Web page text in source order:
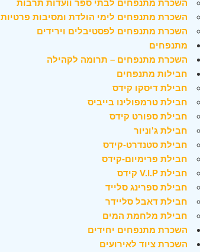
השכרת מתנפחים לבתי ספר וועדות תרבות
השכרת מתנפחים לימי הולדת ומסיבות פרטיות
השכרת מתנפחים לפסטיבלים וירידים
מתנפחים
השכרת מתנפחים – תרומה לקהילה
חבילות מתנפחים
חבילת דיסקו קידס
חבילת טרמפולינו בייביס
חבילת ספורט קידס
חבילת ג'וניור
חבילת סטנדרט-קידס
חבילת פרימיום-קידס
חבילת V.I.P קידס
חבילת ספרינג סלייד
חבילת דאבל סליידר
חבילת מלחמת המים
השכרת מתנפחים יחידים
השכרת ציוד לאירועים